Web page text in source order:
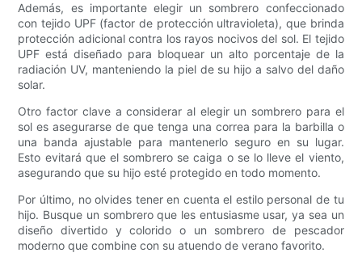
Además, es importante elegir un sombrero confeccionado
con tejido UPF (factor de protección ultravioleta), que brinda
protección adicional contra los rayos nocivos del sol. El tejido
UPF está diseñado para bloquear un alto porcentaje de la
radiación UV, manteniendo la piel de su hijo a salvo del daño
solar.
Otro factor clave a considerar al elegir un sombrero para el
sol es asegurarse de que tenga una correa para la barbilla o
una banda ajustable para mantenerlo seguro en su lugar.
Esto evitará que el sombrero se caiga o se lo lleve el viento,
asegurando que su hijo esté protegido en todo momento.
Por último, no olvides tener en cuenta el estilo personal de tu
hijo. Busque un sombrero que les entusiasme usar, ya sea un
diseño divertido y colorido o un sombrero de pescador
moderno que combine con su atuendo de verano favorito.